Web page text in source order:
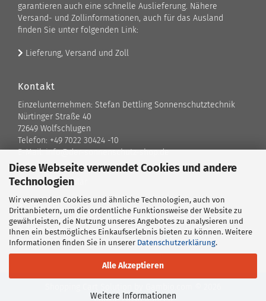
Diese Webseite verwendet Cookies und andere
Technologien
Wir verwenden Cookies und ähnliche Technologien, auch von
Drittanbietern, um die ordentliche Funktionsweise der Website zu
gewährleisten, die Nutzung unseres Angebotes zu analysieren und
Ihnen ein bestmögliches Einkaufserlebnis bieten zu können. Weitere
Informationen finden Sie in unserer Datenschutzerklärung.
Alle Akzeptieren
Weitere Informationen
garantieren auch eine schnelle Auslieferung. Nähere
Versand- und Zollinformationen, auch für das Ausland
finden Sie unter folgenden Link:
Lieferung, Versand und Zoll
Kontakt
Einzelunternehmen: Stefan Dettling Sonnenschutztechnik
Nürtinger Straße 40
72649 Wolfschlugen
Telefon: +49 7022 30424 -10
E-Mail: info@der-sonnenschutz-shop.de
Kontaktformular
Standort
Ansprechpartner
Cookie Einstellungen